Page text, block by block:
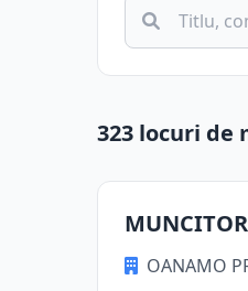
323 locuri de
OANAMO